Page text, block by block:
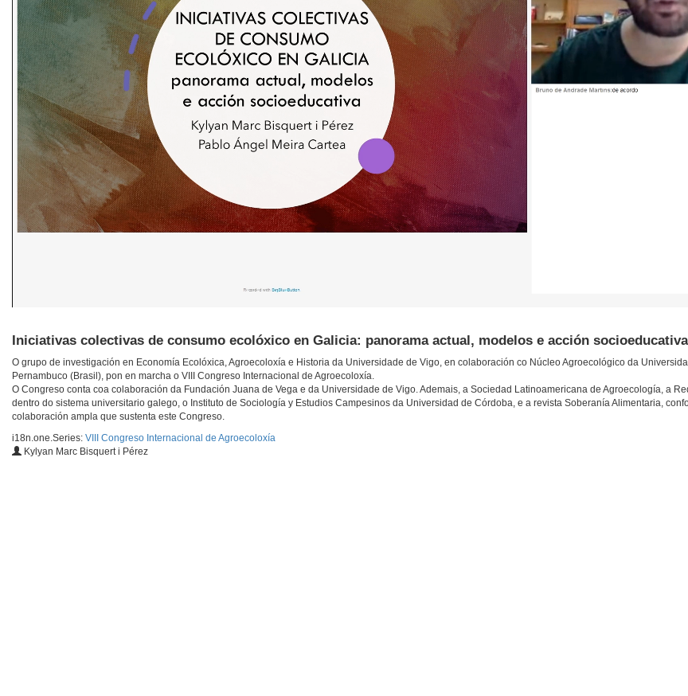
Iniciativas colectivas de consumo ecolóxico en Galicia: panorama actual, modelos e acción socioeducativa
O grupo de investigación en Economía Ecolóxica, Agroecoloxía e Historia da Universidade de Vigo, en colaboración co Núcleo Agroecológico da
Pernambuco (Brasil), pon en marcha o VIII Congreso Internacional de Agroecoloxía.
O Congreso conta coa colaboración da Fundación Juana de Vega e da Universidade de Vigo. Ademais, a Sociedad Latinoamericana de Agroecología, a
dentro do sistema universitario galego, o Instituto de Sociología y Estudios Campesinos da Universidad de Córdoba, e a revista Soberanía Alimentaria,
colaboración ampla que sustenta este Congreso.
i18n.one.Series: VIII Congreso Internacional de Agroecoloxía
Kylyan Marc Bisquert i Pérez